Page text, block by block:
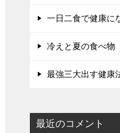
一日二食で健康に
冷えと夏の食べ物
最強三大出す健康
最近のコメント